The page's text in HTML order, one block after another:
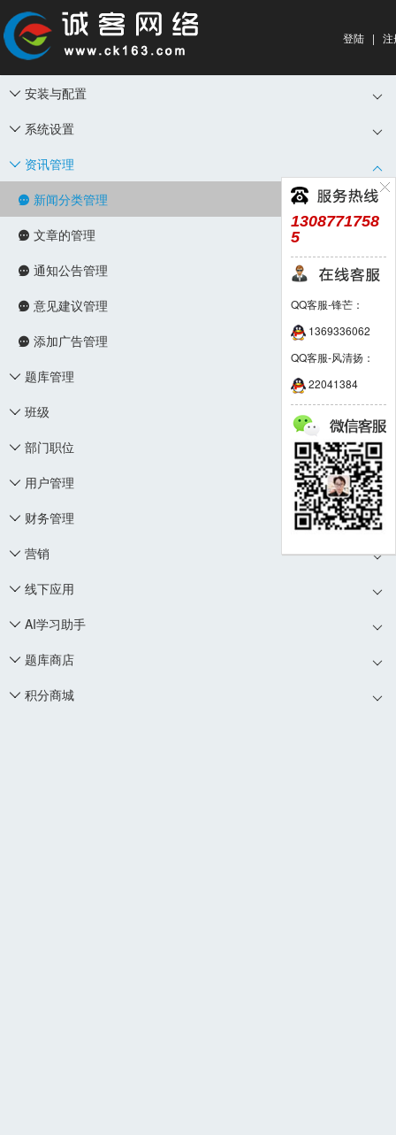
登陆 | 注
 安装与配置
 系统设置
 资讯管理
 新闻分类管理
 文章的管理
 通知公告管理
 意见建议管理
 添加广告管理
 题库管理
 班级
 部门职位
 用户管理
 财务管理
 营销
 线下应用
 AI学习助手
 题库商店
 积分商城
1308771758
5
QQ客服-锋芒：
1369336062
QQ客服-风清扬：
22041384